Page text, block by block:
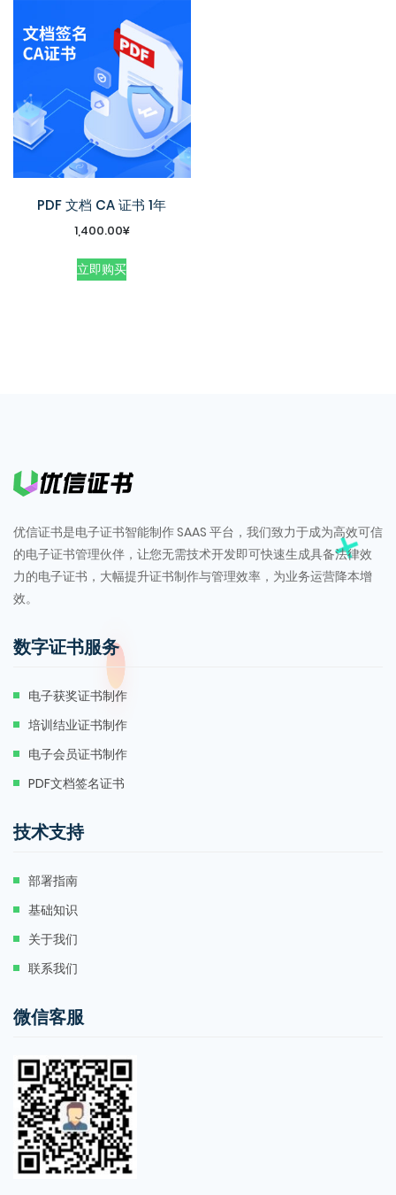
PDF 文档 CA 证书 1年
1,400.00¥
立即购买
优信证书是电子证书智能制作 SAAS 平台，我们致力于成为高效可信
的电子证书管理伙伴，让您无需技术开发即可快速生成具备法律效
力的电子证书，大幅提升证书制作与管理效率，为业务运营降本增
效。
数字证书服务
电子获奖证书制作
培训结业证书制作
电子会员证书制作
PDF文档签名证书
技术支持
部署指南
基础知识
关于我们
联系我们
微信客服